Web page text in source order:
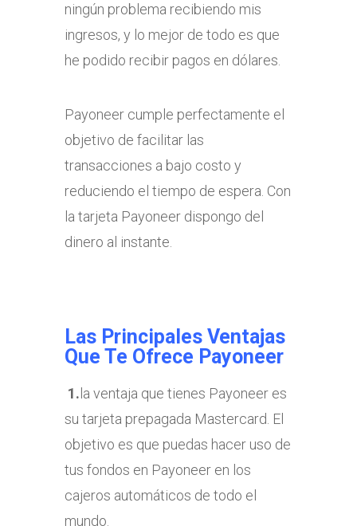
ningún problema recibiendo mis
ingresos, y lo mejor de todo es que
he podido recibir pagos en dólares.
Payoneer cumple perfectamente el
objetivo de facilitar las
transacciones a bajo costo y
reduciendo el tiempo de espera. Con
la tarjeta Payoneer dispongo del
dinero al instante.
Las Principales Ventajas
Que Te Ofrece Payoneer
1. la ventaja que tienes Payoneer es
su tarjeta prepagada Mastercard. El
objetivo es que puedas hacer uso de
tus fondos en Payoneer en los
cajeros automáticos de todo el
mundo.